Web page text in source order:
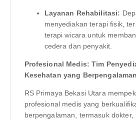
Layanan Rehabilitasi:
menyediakan terapi fisik,
terapi wicara untuk
cedera dan penyakit.
Profesional Medis: Tim
Kesehatan yang
RS Primaya Bekasi Utara
profesional medis yang
berpengalaman, termasuk dokter,